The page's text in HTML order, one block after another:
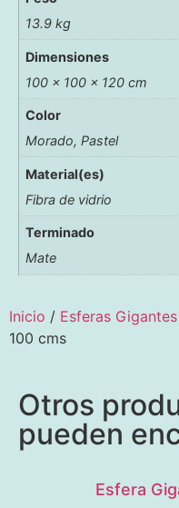
13.9 kg
Dimensiones
100 × 100 × 120 cm
Color
Morado, Pastel
Material(es)
Fibra de vidrio
Terminado
Mate
Inicio / Esferas Gigantes
100 cms
Otros
pueden
Esfera